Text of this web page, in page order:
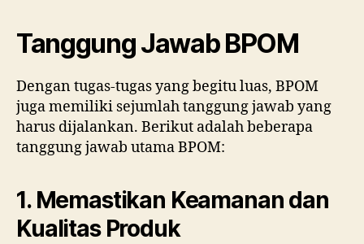
Tanggung Jawab BPOM
Dengan tugas-tugas yang begitu luas, BPOM
juga memiliki sejumlah tanggung jawab yang
harus dijalankan. Berikut adalah beberapa
tanggung jawab utama BPOM:
1. Memastikan Keamanan dan
Kualitas Produk